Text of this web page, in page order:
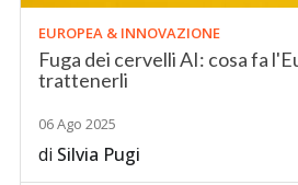
EUROPEA & INNOVAZIONE
Fuga dei cervelli AI: cosa fa
trattenerli
06 Ago 2025
di Silvia Pugi